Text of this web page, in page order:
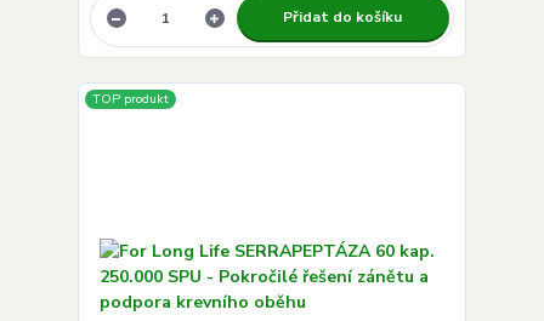
Přidat do košíku
TOP produkt